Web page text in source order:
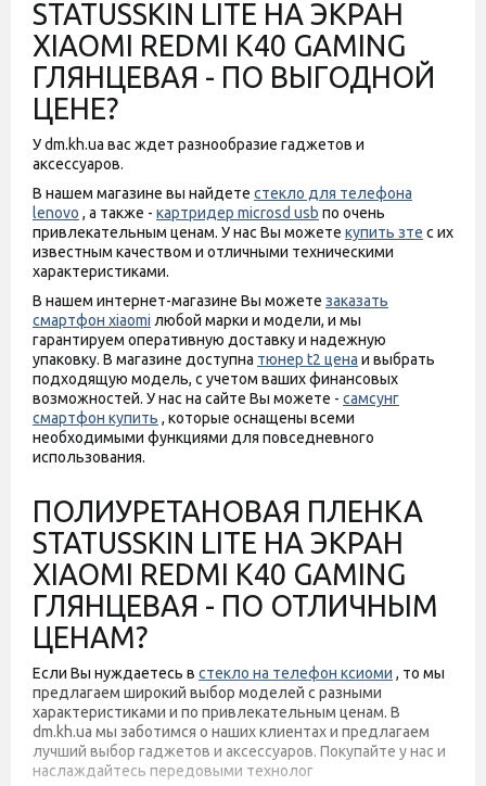
STATUSSKIN LITE НА ЭКРАН
XIAOMI REDMI K40 GAMING
ГЛЯНЦЕВАЯ - ПО ВЫГОДНОЙ
ЦЕНЕ?
У dm.kh.ua вас ждет разнообразие гаджетов и
аксессуаров.
В нашем магазине вы найдете стекло для телефона
lenovo , а также - картридер microsd usb по очень
привлекательным ценам. У нас Вы можете купить зте с их
известным качеством и отличными техническими
характеристиками.
В нашем интернет-магазине Вы можете заказать
смартфон xiaomi любой марки и модели, и мы
гарантируем оперативную доставку и надежную
упаковку. В магазине доступна тюнер t2 цена и выбрать
подходящую модель, с учетом ваших финансовых
возможностей. У нас на сайте Вы можете - самсунг
смартфон купить , которые оснащены всеми
необходимыми функциями для повседневного
использования.
ПОЛИУРЕТАНОВАЯ ПЛЕНКА
STATUSSKIN LITE НА ЭКРАН
XIAOMI REDMI K40 GAMING
ГЛЯНЦЕВАЯ - ПО ОТЛИЧНЫМ
ЦЕНАМ?
Если Вы нуждаетесь в стекло на телефон ксиоми , то мы
предлагаем широкий выбор моделей с разными
характеристиками и по привлекательным ценам. В
dm.kh.ua мы заботимся о наших клиентах и предлагаем
лучший выбор гаджетов и аксессуаров. Покупайте у нас и
наслаждайтесь передовыми технолог